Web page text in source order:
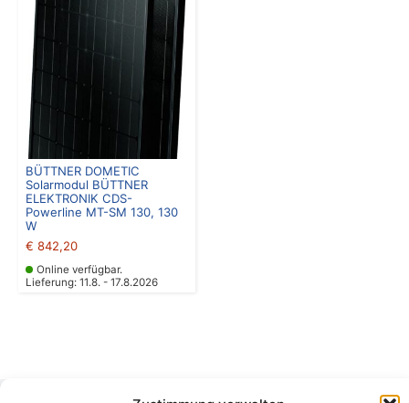
BÜTTNER DOMETIC
Solarmodul BÜTTNER
ELEKTRONIK CDS-
Powerline MT-SM 130, 130
W
€ 842,20
Online verfügbar.
Lieferung: 11.8. - 17.8.2026